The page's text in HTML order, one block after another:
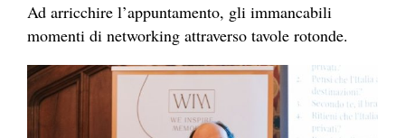
Ad arricchire l’appuntamento, gli immancabili
momenti di networking attraverso tavole rotonde.